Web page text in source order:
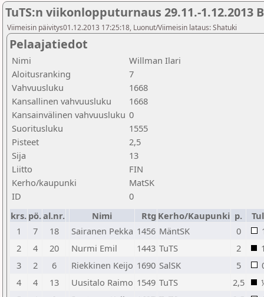
TuTS:n viikonlopputurnaus 29.11.-1.12.2013
Viimeisin päivitys01.12.2013 17:25:18, Luonut/Viimeisin lataus: Shatuki
Pelaajatiedot
Nimi
Willman Ilari
Aloitusranking
7
Vahvuusluku
1668
Kansallinen vahvuusluku
1668
Kansainvälinen vahvuusluku 0
Suoritusluku
1555
Pisteet
2,5
Sija
13
Liitto
FIN
Kerho/kaupunki
MatSK
ID
0
krs. pö.al.nr. Nimi Rtg Kerho/Kaupunki p.
1
7 18 Sairanen Pekka 1456 MäntSK 0
2
4 20 Nurmi Emil 1443 TuTS 2
3
2 6 Riekkinen Keijo 1690 SalSK 5
4
4 13 Uusitalo Raimo 1549 TuTS 2,5